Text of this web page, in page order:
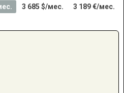
3 685 $/мес. 3 189 €/мес.